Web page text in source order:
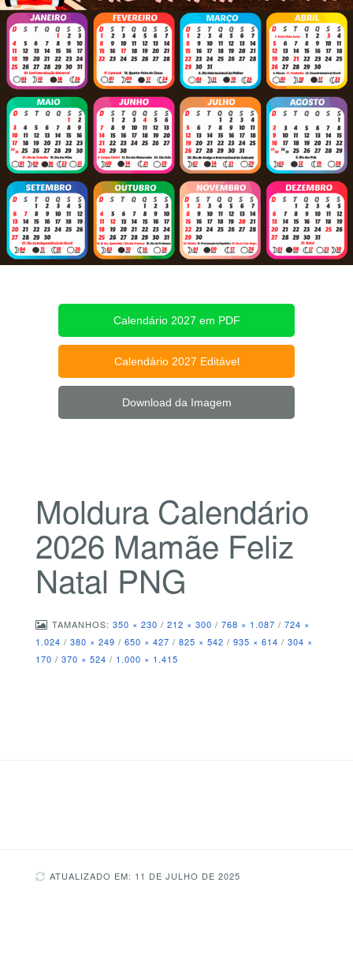
Calendário 2027 em PDF
Calendário 2027 Editável
Download da Imagem
Moldura Calendário
2026 Mamãe Feliz
Natal PNG
TAMANHOS: 350 × 230 / 212 × 300 / 768 × 1.087 / 724 ×
1.024 / 380 × 249 / 650 × 427 / 825 × 542 / 935 × 614 / 304 ×
170 / 370 × 524 / 1.000 × 1.415
ATUALIZADO EM: 11 DE JULHO DE 2025